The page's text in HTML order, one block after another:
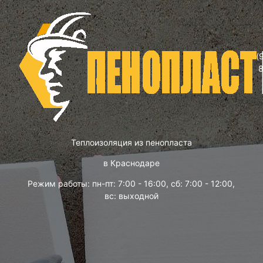
Теплоизоляция из пенопласта
в Краснодаре
Режим работы: пн-пт: 7:00 - 16:00, сб: 7:00 - 12:00,
вс: выходной